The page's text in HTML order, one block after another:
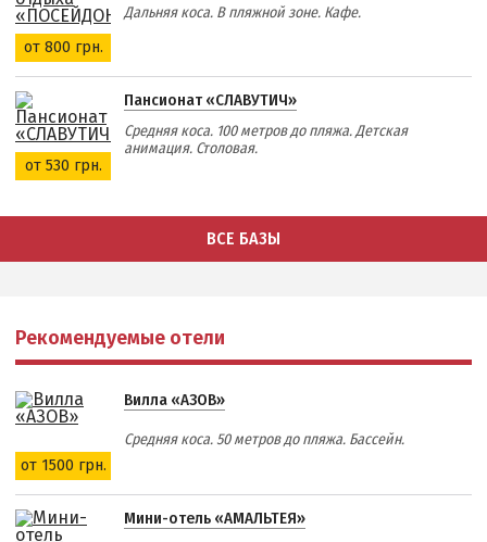
от 800 грн.
Дальняя коса. В пляжной зоне. Кафе.
от 530 грн.
Пансионат «СЛАВУТИЧ»
Средняя коса. 100 метров до пляжа. Детская
анимация. Столовая.
ВСЕ БАЗЫ
Рекомендуемые отели
от 1500 грн.
Вилла «АЗОВ»
Средняя коса. 50 метров до пляжа. Бассейн.
Мини-отель «АМАЛЬТЕЯ»